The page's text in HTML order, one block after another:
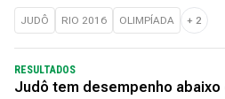
JUDÔ RIO 2016 OLIMPÍADA + 2
RESULTADOS
Judô tem desempenho abaixo